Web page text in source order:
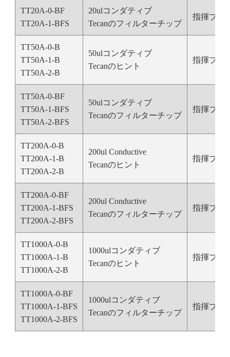
TT20A-0-BF
TT20A-1-BFS
20ulコンダティブ
Tecanのフィルターチップ
指揮ブラ
TT50A-0-B
TT50A-1-B
TT50A-2-B
50ulコンダティブ
Tecanのヒント
指揮ブラ
TT50A-0-BF
TT50A-1-BFS
TT50A-2-BFS
50ulコンダティブ
Tecanのフィルターチップ
指揮ブラ
TT200A-0-B
TT200A-1-B
TT200A-2-B
200ul Conductive
Tecanのヒント
指揮ブラ
TT200A-0-BF
TT200A-1-BFS
TT200A-2-BFS
200ul Conductive
Tecanのフィルターチップ
指揮ブラ
TT1000A-0-B
TT1000A-1-B
TT1000A-2-B
1000ulコンダティブ
Tecanのヒント
指揮ブラ
TT1000A-0-BF
TT1000A-1-BFS
TT1000A-2-BFS
1000ulコンダティブ
Tecanのフィルターチップ
指揮ブラ